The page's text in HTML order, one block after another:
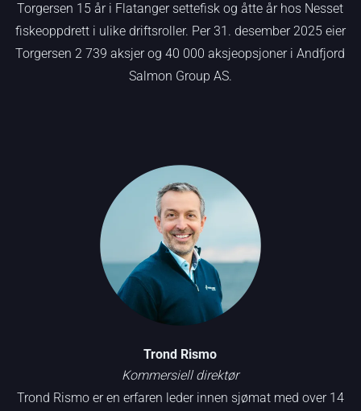
Torgersen 15 år i Flatanger settefisk og åtte år hos Nesset
fiskeoppdrett i ulike driftsroller. Per 31. desember 2025 eier
Torgersen 2 739 aksjer og 40 000 aksjeopsjoner i Andfjord
Salmon Group AS.
Trond Rismo
Kommersiell direktør
Trond Rismo er en erfaren leder innen sjømat med over 14